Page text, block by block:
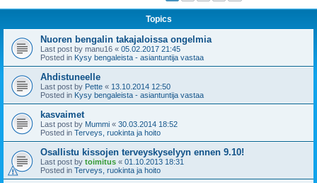
Topics
Nuoren bengalin takajaloissa ongelmia
Last post by manu16 « 05.02.2017 21:45
Posted in Kysy bengaleista - asiantuntija vastaa
Ahdistuneelle
Last post by Pette « 13.10.2014 12:50
Posted in Kysy bengaleista - asiantuntija vastaa
kasvaimet
Last post by Mummi « 30.03.2014 18:52
Posted in Terveys, ruokinta ja hoito
Osallistu kissojen terveyskyselyyn ennen 9.10!
Last post by toimitus « 01.10.2013 18:31
Posted in Terveys, ruokinta ja hoito